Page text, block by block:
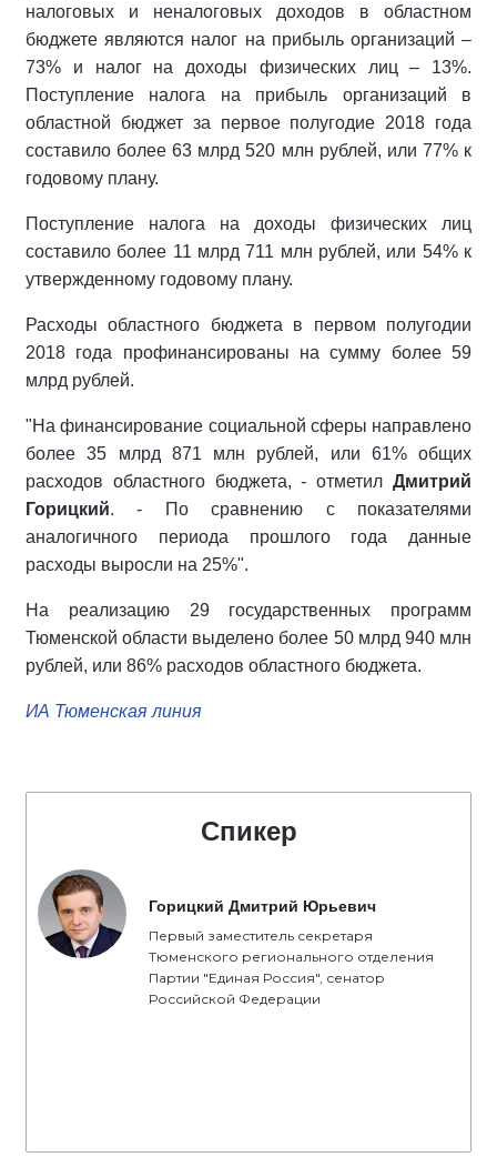
налоговых и неналоговых доходов в областном
бюджете являются налог на прибыль организаций –
73% и налог на доходы физических лиц – 13%.
Поступление налога на прибыль организаций в
областной бюджет за первое полугодие 2018 года
составило более 63 млрд 520 млн рублей, или 77% к
годовому плану.
Поступление налога на доходы физических лиц
составило более 11 млрд 711 млн рублей, или 54% к
утвержденному годовому плану.
Расходы областного бюджета в первом полугодии
2018 года профинансированы на сумму более 59
млрд рублей.
"На финансирование социальной сферы направлено
более 35 млрд 871 млн рублей, или 61% общих
расходов областного бюджета, - отметил Дмитрий
Горицкий. - По сравнению с показателями
аналогичного периода прошлого года данные
расходы выросли на 25%".
На реализацию 29 государственных программ
Тюменской области выделено более 50 млрд 940 млн
рублей, или 86% расходов областного бюджета.
ИА Тюменская линия
Спикер
Горицкий Дмитрий Юрьевич
Первый заместитель секретаря
Тюменского регионального отделения
Партии "Единая Россия", сенатор
Российской Федерации